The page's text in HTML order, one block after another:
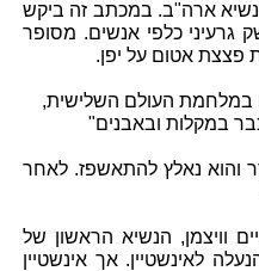
ארה"ב. במכתב זה ביקש
גרעיני כלפי אנשים. מסופר
פצצת אטום על יפן.
במלחמת העולם השלישית,
במקלות ובאבנים"
הדרדר והוא נאלץ להתאשפז. לאחר
חיים וויצמן, הנשיא הראשון של
לאינשטיין. אך אינשטיין